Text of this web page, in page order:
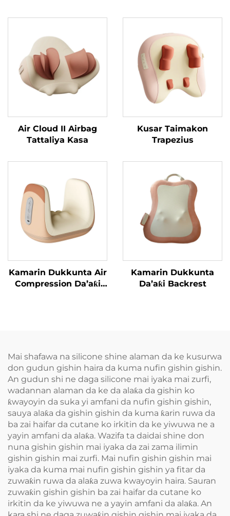
Air Cloud II Airbag
Tattaliya Kasa
Kusar Taimakon
Trapezius
Kamarin Dukkunta Air
Compression Da’aƙi
Kamarin Dukkunta
Da’aƙi Backrest
Mai shafawa na silicone shine alaman da ke kusurwa
don gudun gishin haira da kuma nufin gishin gishin.
An gudun shi ne daga silicone mai iyaka mai zurfi,
wadannan alaman da ke da alaƙa da gishin ko
ƙwayoyin da suka yi amfani da nufin gishin gishin,
sauya alaƙa da gishin gishin da kuma ƙarin ruwa da
ba zai haifar da cutane ko irkitin da ke yiwuwa ne a
yayin amfani da alaƙa. Wazifa ta daidai shine don
nuna gishin gishin mai iyaka da zai zama ilimin
gishin gishin mai zurfi. Mai nufin gishin gishin mai
iyaka da kuma mai nufin gishin gishin ya fitar da
zuwaƙin ruwa da alaƙa zuwa kwayoyin haira. Sauran
zuwaƙin gishin gishin ba zai haifar da cutane ko
irkitin da ke yiwuwa ne a yayin amfani da alaƙa. An